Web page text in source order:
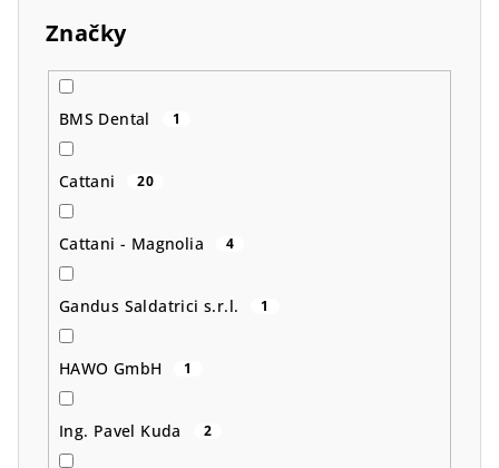
Značky
BMS Dental 1
Cattani 20
Cattani - Magnolia 4
Gandus Saldatrici s.r.l. 1
HAWO GmbH 1
Ing. Pavel Kuda 2